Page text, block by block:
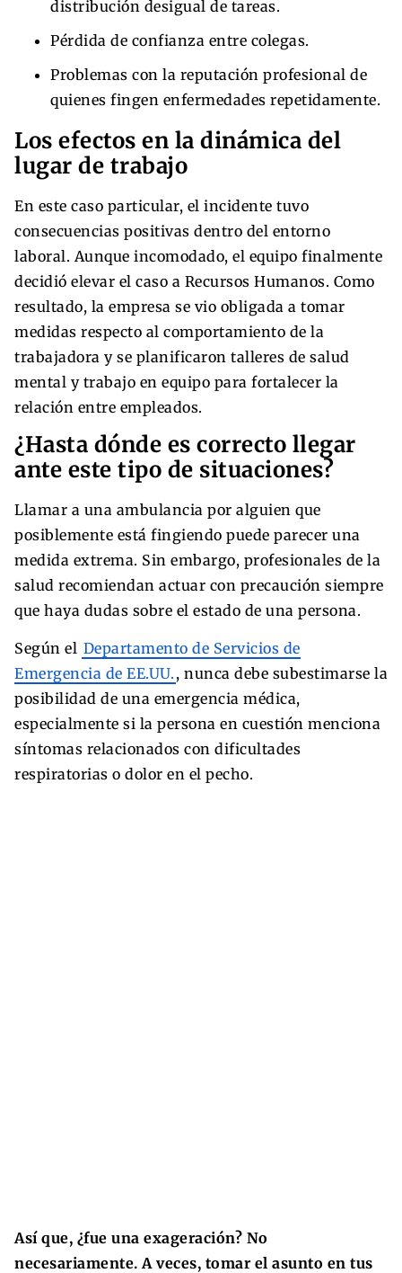
distribución desigual de tareas.
Pérdida de confianza entre colegas.
Problemas con la reputación profesional de
quienes fingen enfermedades repetidamente.
Los efectos en la dinámica del
lugar de trabajo
En este caso particular, el incidente tuvo
consecuencias positivas dentro del entorno
laboral. Aunque incomodado, el equipo finalmente
decidió elevar el caso a Recursos Humanos. Como
resultado, la empresa se vio obligada a tomar
medidas respecto al comportamiento de la
trabajadora y se planificaron talleres de salud
mental y trabajo en equipo para fortalecer la
relación entre empleados.
¿Hasta dónde es correcto llegar
ante este tipo de situaciones?
Llamar a una ambulancia por alguien que
posiblemente está fingiendo puede parecer una
medida extrema. Sin embargo, profesionales de la
salud recomiendan actuar con precaución siempre
que haya dudas sobre el estado de una persona.
Según el Departamento de Servicios de
Emergencia de EE.UU. , nunca debe subestimarse la
posibilidad de una emergencia médica,
especialmente si la persona en cuestión menciona
síntomas relacionados con dificultades
respiratorias o dolor en el pecho.
Así que, ¿fue una exageración? No
necesariamente. A veces, tomar el asunto en tus